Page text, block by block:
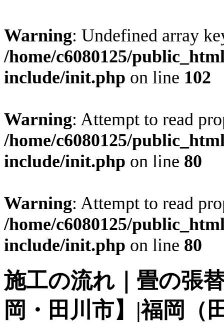
Warning: Undefined array
/home/c6080125/
include/init.php on line 102
Warning: Attempt to read
/home/c6080125/
include/init.php on line 80
Warning: Attempt to read
/home/c6080125/
include/init.php on line 80
施工の流れ｜畳の張
岡・田川市】|福岡（